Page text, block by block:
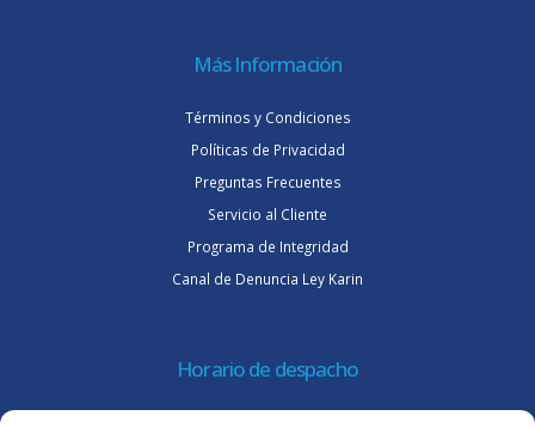
Más Información
Términos y Condiciones
Políticas de Privacidad
Preguntas Frecuentes
Servicio al Cliente
Programa de Integridad
Canal de Denuncia Ley Karin
Horario de despacho